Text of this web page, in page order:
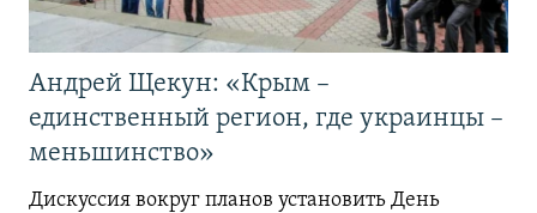
Андрей Щекун: «Крым –
единственный регион, где украинцы –
меньшинство»
Дискуссия вокруг планов установить День